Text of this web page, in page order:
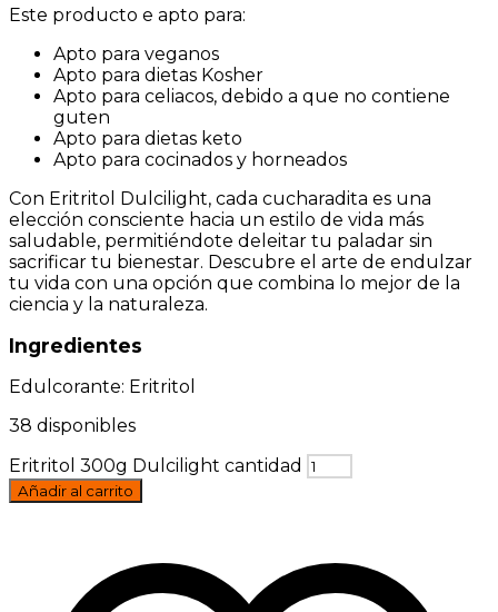
Este producto e apto para:
Apto para veganos
Apto para dietas Kosher
Apto para celiacos, debido a que no contiene
guten
Apto para dietas keto
Apto para cocinados y horneados
Con Eritritol Dulcilight, cada cucharadita es una
elección consciente hacia un estilo de vida más
saludable, permitiéndote deleitar tu paladar sin
sacrificar tu bienestar. Descubre el arte de endulzar
tu vida con una opción que combina lo mejor de la
ciencia y la naturaleza.
Ingredientes
Edulcorante: Eritritol
38 disponibles
Eritritol 300g Dulcilight cantidad
Añadir al carrito